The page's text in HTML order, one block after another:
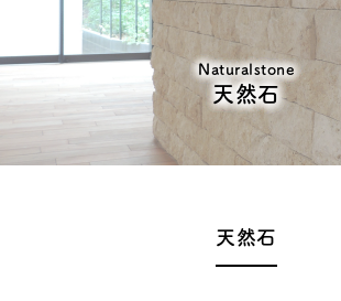
Naturalstone
天然石
天然石